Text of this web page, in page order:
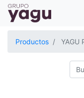
Productos YAGU